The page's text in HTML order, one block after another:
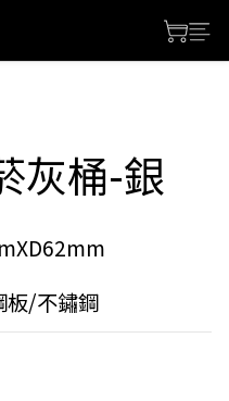
灰桶-銀
板/不鏽鋼